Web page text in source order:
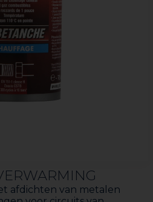
afdichten van metalen